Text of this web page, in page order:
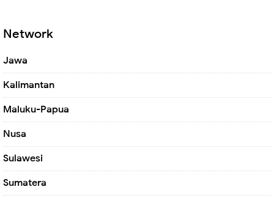
Network
Jawa
Kalimantan
Maluku-Papua
Nusa
Sulawesi
Sumatera